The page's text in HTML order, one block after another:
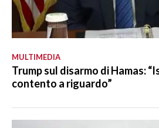
MULTIMEDIA
Trump sul disarmo di Hamas:
contento a riguardo”